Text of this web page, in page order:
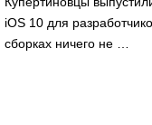
iOS 10 для
сборках ничего не …